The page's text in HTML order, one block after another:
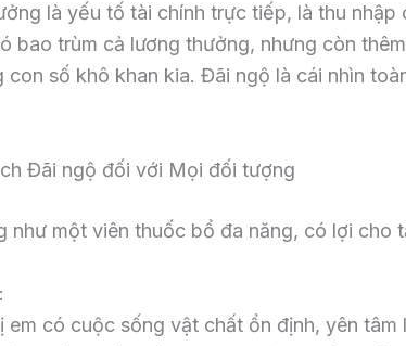
là yếu tố tài chính trực tiếp, là thu
bao trùm cả lương thưởng, nhưng còn
số khô khan kia. Đãi ngộ là cái nhìn
Đãi ngộ đối với Mọi đối tượng
như một viên thuốc bổ đa năng, có lợi cho
có cuộc sống vật chất ổn định, yên